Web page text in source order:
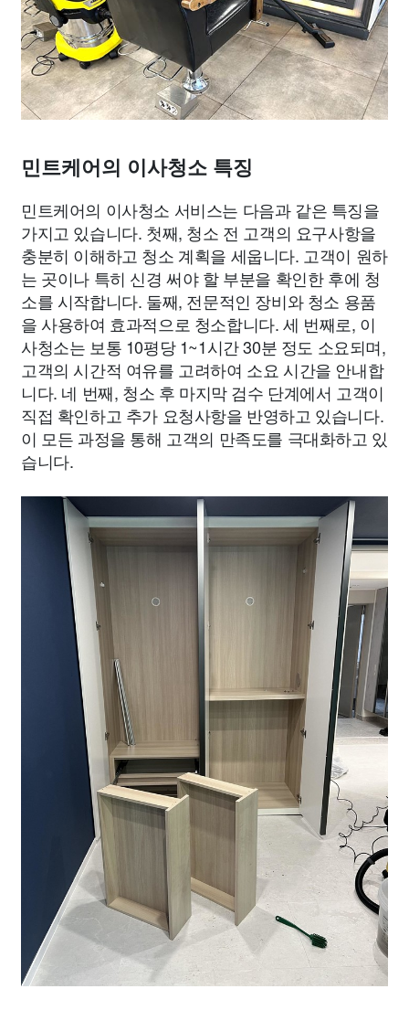
민트케어의 이사청소 특징
민트케어의 이사청소 서비스는 다음과 같은 특징을
가지고 있습니다. 첫째, 청소 전 고객의 요구사항을
충분히 이해하고 청소 계획을 세웁니다. 고객이 원하
는 곳이나 특히 신경 써야 할 부분을 확인한 후에 청
소를 시작합니다. 둘째, 전문적인 장비와 청소 용품
을 사용하여 효과적으로 청소합니다. 세 번째로, 이
사청소는 보통 10평당 1~1시간 30분 정도 소요되며,
고객의 시간적 여유를 고려하여 소요 시간을 안내합
니다. 네 번째, 청소 후 마지막 검수 단계에서 고객이
직접 확인하고 추가 요청사항을 반영하고 있습니다.
이 모든 과정을 통해 고객의 만족도를 극대화하고 있
습니다.